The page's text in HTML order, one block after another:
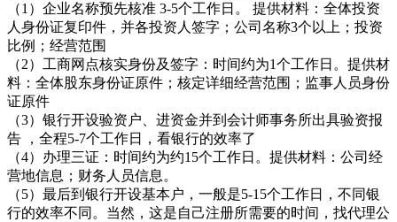
（1）企业名称预先核准 3-5个工作日。 提供材料：全体投资
人身份证复印件，并各投资人签字；公司名称3个以上；投资
比例；经营范围
（2）工商网点核实身份及签字：时间约为1个工作日。提供材
料：全体股东身份证原件；核定详细经营范围；监事人员身份
证原件
（3）银行开设验资户、进资金并到会计师事务所出具验资报
告 ，全程5-7个工作日，看银行的效率了
（4）办理三证：时间约为约15个工作日。提供材料：公司经
营地信息；财务人员信息。
（5）最后到银行开设基本户，一般是5-15个工作日，不同银
行的效率不同。当然，这是自己注册所需要的时间，找代理公